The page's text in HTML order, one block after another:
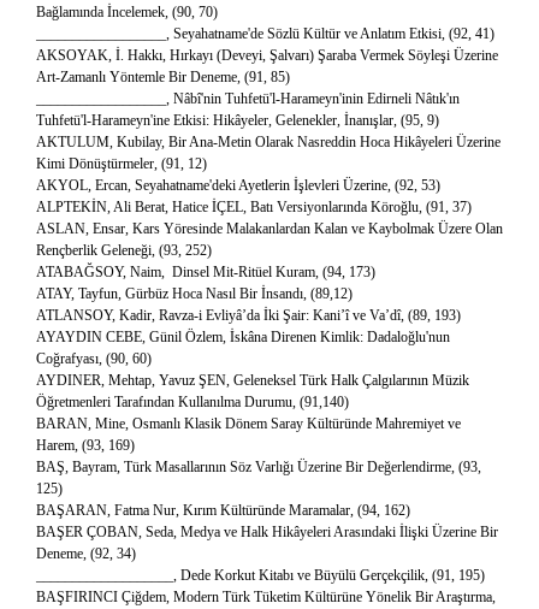
Bağlamında İncelemek, (90, 70)
__________________, Seyahatname'de Sözlü Kültür ve Anlatım Etkisi, (92, 41)
AKSOYAK, İ. Hakkı, Hırkayı (Deveyi, Şalvarı) Şaraba Vermek Söyleşi Üzerine
Art-Zamanlı Yöntemle Bir Deneme, (91, 85)
__________________, Nâbî'nin Tuhfetü'l-Harameyn'inin Edirneli Nâtık'ın
Tuhfetü'l-Harameyn'ine Etkisi: Hikâyeler, Gelenekler, İnanışlar, (95, 9)
AKTULUM, Kubilay, Bir Ana-Metin Olarak Nasreddin Hoca Hikâyeleri Üzerine
Kimi Dönüştürmeler, (91, 12)
AKYOL, Ercan, Seyahatname'deki Ayetlerin İşlevleri Üzerine, (92, 53)
ALPTEKİN, Ali Berat, Hatice İÇEL, Batı Versiyonlarında Köroğlu, (91, 37)
ASLAN, Ensar, Kars Yöresinde Malakanlardan Kalan ve Kaybolmak Üzere Olan
Rençberlik Geleneği, (93, 252)
ATABAĞSOY, Naim, Dinsel Mit-Ritüel Kuram, (94, 173)
ATAY, Tayfun, Gürbüz Hoca Nasıl Bir İnsandı, (89,12)
ATLANSOY, Kadir, Ravza-i Evliyâ’da İki Şair: Kani’î ve Va’dî, (89, 193)
AYAYDIN CEBE, Günil Özlem, İskâna Direnen Kimlik: Dadaloğlu'nun
Coğrafyası, (90, 60)
AYDINER, Mehtap, Yavuz ŞEN, Geleneksel Türk Halk Çalgılarının Müzik
Öğretmenleri Tarafından Kullanılma Durumu, (91,140)
BARAN, Mine, Osmanlı Klasik Dönem Saray Kültüründe Mahremiyet ve
Harem, (93, 169)
BAŞ, Bayram, Türk Masallarının Söz Varlığı Üzerine Bir Değerlendirme, (93,
125)
BAŞARAN, Fatma Nur, Kırım Kültüründe Maramalar, (94, 162)
BAŞER ÇOBAN, Seda, Medya ve Halk Hikâyeleri Arasındaki İlişki Üzerine Bir
Deneme, (92, 34)
___________________, Dede Korkut Kitabı ve Büyülü Gerçekçilik, (91, 195)
BAŞFIRINCI Çiğdem, Modern Türk Tüketim Kültürüne Yönelik Bir Araştırma,